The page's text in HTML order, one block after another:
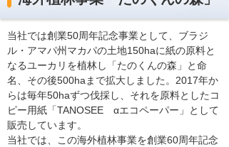
当社では創業50周年記念事業として、ブラジ
ル・アマパ州マカパの土地150haに紙の原料と
なるユーカリを植林し「たのくんの森」と命
名、その後500haまで拡大しました。2017年か
らは毎年50haずつ伐採し、それを原料としたコ
ピー用紙「TANOSEE αエコペーパー」として
販売しています。
当社では、この海外植林事業を創業60周年記念